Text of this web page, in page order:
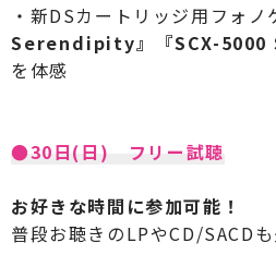
・新DSカートリッジ用フォノ
Serendipity』
『SCX-
を体感
●30日(日) フリー試聴
お好きな時間に参加可能！
普段お聴きのLPやCD/SACD